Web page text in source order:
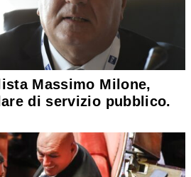
Massimo Milone,
di servizio pubblico.